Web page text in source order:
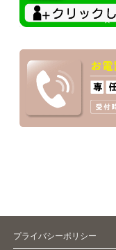
プライバシーポリシー